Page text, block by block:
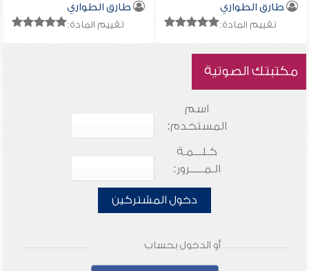
طارق الطواري
تقييم المادة:
طارق الطواري
تقييم المادة:
مكتبتك الصوتية
اسم
المستخدم:
كـلـــمـة
الـمـــــرور:
دخول المشتركين
أو الدخول بحساب